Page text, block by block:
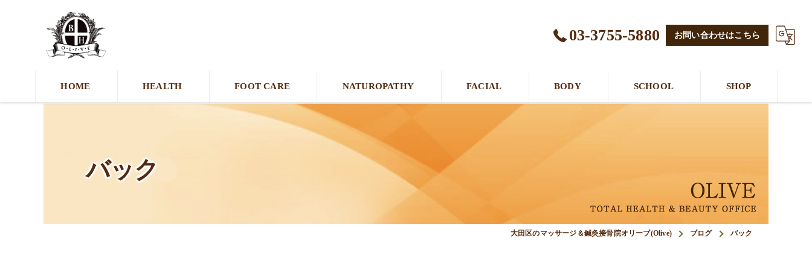
03-3755-5880 お問い合わせはこちら
HOME HEALTH FOOT CARE NATUROPATHY FACIAL BODY SCHOOL SHOP
バック
大田区のマッサージ＆鍼灸接骨院オリーブ(Olive) ブログ バック